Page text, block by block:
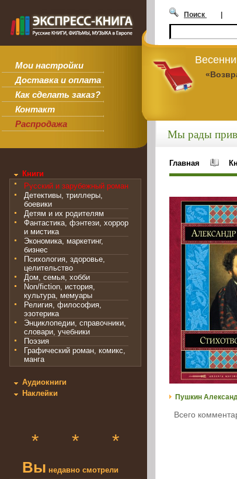
Мои настройки
Доставка и оплата
Как сделать заказ?
Контакт
Распродажа
Поиск |
Книги
Русский и зарубежный роман
Детективы, триллеры,
боевики
Детям и их родителям
Фантастика, фэнтези, хоррор
и мистика
Экономика, маркетинг,
бизнес
Психология, здоровье,
целительство
Дом, семья, хобби
Non/fiction, история,
культура, мемуары
Религия, философия,
эзотерика
Энциклопедии, справочники,
словари, учебники
Поэзия
Графический роман, комикс,
манга
Аудиокниги
Наклейки
* * *
Вы недавно смотрели
Мы рады
Главная
Пушкин
Всего